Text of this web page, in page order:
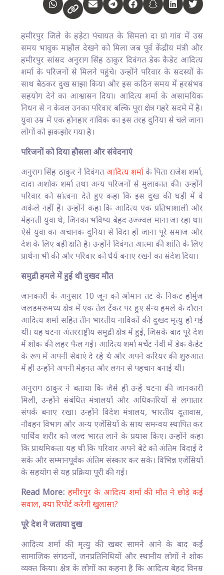
हमीरपुर जिले के हड़ेटा पंचायत के सिमलां दा ग्रां गांव में उस
समय भावुक माहौल देखने को मिला जब पूर्व केंद्रीय मंत्री और
हमीरपुर सांसद अनुराग सिंह ठाकुर दिवंगत डेक कैडेट आदित्य
शर्मा के परिजनों से मिलने पहुंचे। उन्होंने परिवार के सदस्यों के
साथ बैठकर दुख साझा किया और इस कठिन समय में हरसंभव
सहयोग देने का आश्वासन दिया। आदित्य शर्मा के असामयिक
निधन से न केवल उनका परिवार बल्कि पूरा क्षेत्र गहरे सदमे में है।
युवा उम्र में एक होनहार नाविक का इस तरह दुनिया से चले जाना
लोगों को झकझोर गया है।
परिजनों को दिया हौसला और संवेदनाएं
अनुराग सिंह ठाकुर ने दिवंगत आदित्य शर्माके पिता राजेश शर्मा,
दादा अशोक शर्मा तथा अन्य परिजनों से मुलाकात की। उन्होंने
परिवार को सांत्वना देते हुए कहा कि इस दुख की घड़ी में वे
अकेले नहीं हैं। उन्होंने कहा कि आदित्य एक प्रतिभाशाली और
मेहनती युवा थे, जिनका भविष्य बेहद उज्ज्वल माना जा रहा था।
ऐसे युवा का अचानक दुनिया से विदा हो जाना पूरे समाज और
देश के लिए बड़ी क्षति है। उन्होंने दिवंगत आत्मा की शांति के लिए
प्रार्थना भी की और परिवार को धैर्य बनाए रखने का संदेश दिया।
समुद्री हमले में हुई थी दुखद मौत
जानकारी के अनुसार 10 जून को ओमान तट के निकट होर्मुज
जलडमरूमध्य क्षेत्र में एक तेल टैंकर पर हुए सैन्य हमले के दौरान
आदित्य शर्मा सहित तीन भारतीय नाविकों की दुखद मृत्यु हो गई
थी। यह घटना अंतरराष्ट्रीय समुद्री क्षेत्र में हुई, जिसके बाद पूरे देश
में शोक की लहर फैल गई। आदित्य शर्मा मर्चेंट नेवी में डेक कैडेट
के रूप में अपनी सेवाएं दे रहे थे और अपने करियर की शुरुआत
में ही उन्होंने अपनी मेहनत और लगन से पहचान बनाई थी।
अनुराग ठाकुर ने बताया कि जैसे ही उन्हें घटना की जानकारी
मिली, उन्होंने संबंधित मंत्रालयों और अधिकारियों से लगातार
संपर्क बनाए रखा। उन्होंने विदेश मंत्रालय, भारतीय दूतावास,
नौवहन विभाग और अन्य एजेंसियों के साथ समन्वय स्थापित कर
पार्थिव शरीर को जल्द भारत लाने के प्रयास किए। उन्होंने कहा
कि प्राथमिकता यह थी कि परिवार अपने बेटे को अंतिम विदाई दे
सके और सम्मानपूर्वक अंतिम संस्कार कर सके। विभिन्न एजेंसियों
के सहयोग से यह प्रक्रिया पूरी की गई।
Read More: हमीरपुर के आदित्य शर्मा की मौत ने छोड़े कई
सवाल, क्या रिपोर्ट करेगी खुलासा?
पूरे देश ने जताया दुख
आदित्य शर्मा की मृत्यु की खबर सामने आने के बाद कई
सामाजिक संगठनों, जनप्रतिनिधियों और स्थानीय लोगों ने शोक
व्यक्त किया। क्षेत्र के लोगों का कहना है कि आदित्य बेहद विनम्र